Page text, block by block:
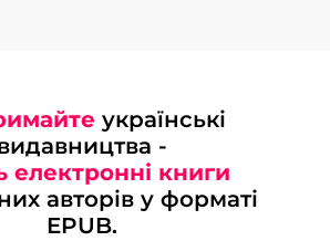
українські
-
електронні книги
авторів у форматі
EPUB.